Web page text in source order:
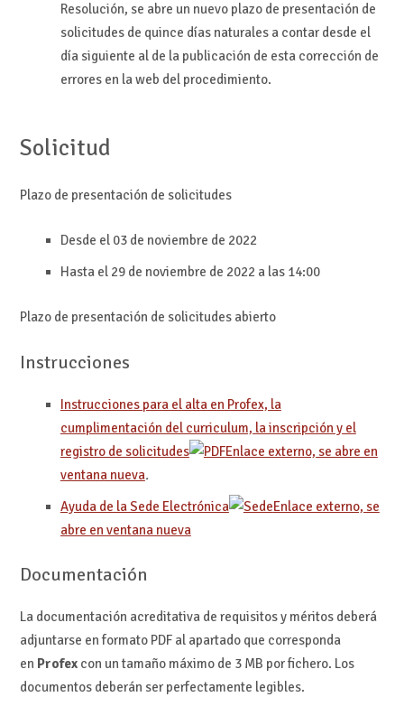
Resolución, se abre un nuevo plazo de presentación de
solicitudes de quince días naturales a contar desde el
día siguiente al de la publicación de esta corrección de
errores en la web del procedimiento.
Solicitud
Plazo de presentación de solicitudes
Desde el 03 de noviembre de 2022
Hasta el 29 de noviembre de 2022 a las 14:00
Plazo de presentación de solicitudes abierto
Instrucciones
Instrucciones para el alta en Profex, la
cumplimentación del curriculum, la inscripción y el
registro de solicitudes
Enlace externo, se abre en
ventana nueva.
Ayuda de la Sede Electrónica
Enlace externo, se
abre en ventana nueva
Documentación
La documentación acreditativa de requisitos y méritos deberá
adjuntarse en formato PDF al apartado que corresponda
en Profex con un tamaño máximo de 3 MB por fichero. Los
documentos deberán ser perfectamente legibles.